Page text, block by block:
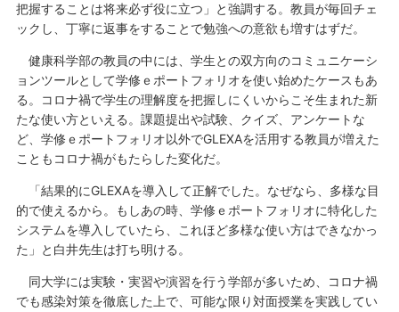
把握することは将来必ず役に立つ」と強調する。教員が毎回チェ
ックし、丁寧に返事をすることで勉強への意欲も増すはずだ。
健康科学部の教員の中には、学生との双方向のコミュニケーシ
ョンツールとして学修ｅポートフォリオを使い始めたケースもあ
る。コロナ禍で学生の理解度を把握しにくいからこそ生まれた新
たな使い方といえる。課題提出や試験、クイズ、アンケートな
ど、学修ｅポートフォリオ以外でGLEXAを活用する教員が増えた
こともコロナ禍がもたらした変化だ。
「結果的にGLEXAを導入して正解でした。なぜなら、多様な目
的で使えるから。もしあの時、学修ｅポートフォリオに特化した
システムを導入していたら、これほど多様な使い方はできなかっ
た」と白井先生は打ち明ける。
同大学には実験・実習や演習を行う学部が多いため、コロナ禍
でも感染対策を徹底した上で、可能な限り対面授業を実践してい